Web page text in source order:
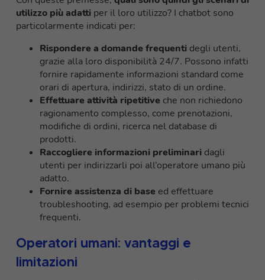
utilizzo più adatti per il loro utilizzo? I chatbot sono
particolarmente indicati per:
Rispondere a domande frequenti degli utenti,
grazie alla loro disponibilità 24/7. Possono infatti
fornire rapidamente informazioni standard come
orari di apertura, indirizzi, stato di un ordine.
Effettuare attività ripetitive che non richiedono
ragionamento complesso, come prenotazioni,
modifiche di ordini, ricerca nel database di
prodotti.
Raccogliere informazioni preliminari dagli
utenti per indirizzarli poi all’operatore umano più
adatto.
Fornire assistenza di base ed effettuare
troubleshooting, ad esempio per problemi tecnici
frequenti.
Operatori umani: vantaggi e
limitazioni